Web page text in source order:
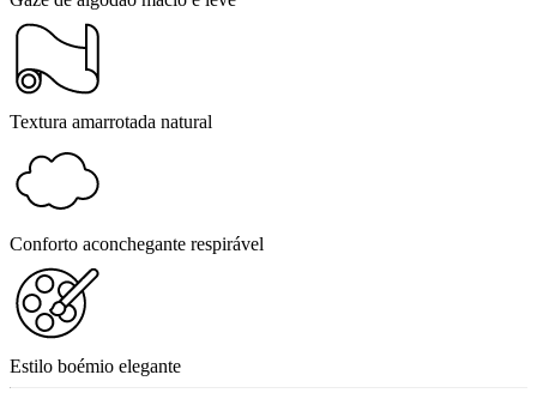
Textura amarrotada natural
Conforto aconchegante respirável
Estilo boémio elegante